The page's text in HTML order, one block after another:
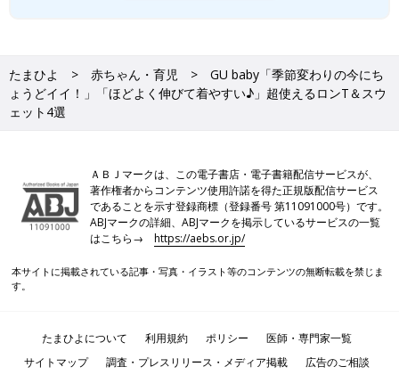
たまひよ 赤ちゃん・育児
GU baby「季節変わりの今にち
ょうどイイ！」「ほどよく伸びて着やすい♪」超使えるロンT＆スウ
ェット4選
ＡＢＪマークは、この電子書店・電子書籍配信サービスが、
著作権者からコンテンツ使用許諾を得た正規版配信サービス
であることを示す登録商標（登録番号 第11091000号）です。
ABJマークの詳細、ABJマークを掲示しているサービスの一覧
はこちら→https://aebs.or.jp/
本サイトに掲載されている記事・写真・イラスト等のコンテンツの無断転載を禁じま
す。
たまひよについて 利用規約 ポリシー
医師・専門家一覧
サイトマップ
調査・プレスリリース・メディア掲載 広告のご相談